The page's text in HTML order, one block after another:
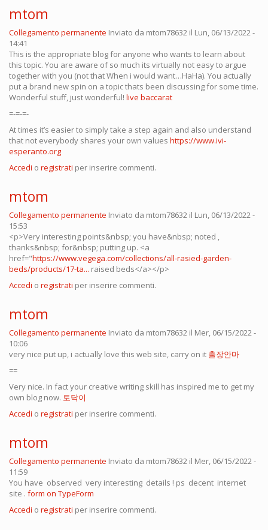
mtom
Collegamento permanente Inviato da mtom78632 il Lun, 06/13/2022 -
14:41
This is the appropriate blog for anyone who wants to learn about
this topic. You are aware of so much its virtually not easy to argue
together with you (not that When i would want…HaHa). You actually
put a brand new spin on a topic thats been discussing for some time.
Wonderful stuff, just wonderful! live baccarat
=-=-=-
At times it’s easier to simply take a step again and also understand
that not everybody shares your own values https://www.ivi-
esperanto.org
Accedi o registrati per inserire commenti.
mtom
Collegamento permanente Inviato da mtom78632 il Lun, 06/13/2022 -
15:53
<p>Very interesting points&nbsp; you have&nbsp; noted ,
thanks&nbsp; for&nbsp; putting up. <a
href="https://www.vegega.com/collections/all-rasied-garden-
beds/products/17-ta... raised beds</a></p>
Accedi o registrati per inserire commenti.
mtom
Collegamento permanente Inviato da mtom78632 il Mer, 06/15/2022 -
10:06
very nice put up, i actually love this web site, carry on it 출장안마
==
Very nice. In fact your creative writing skill has inspired me to get my
own blog now. 토닥이
Accedi o registrati per inserire commenti.
mtom
Collegamento permanente Inviato da mtom78632 il Mer, 06/15/2022 -
11:59
You have observed very interesting details ! ps decent internet
site . form on TypeForm
Accedi o registrati per inserire commenti.